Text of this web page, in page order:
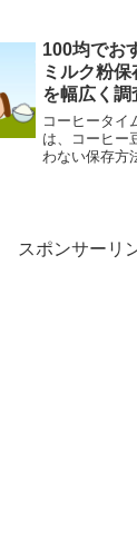
ちになること
いざ自分で作
100均でお
ミルク粉
を幅広く調
コーヒータイ
は、コーヒー
わない保存方
スポンサーリ